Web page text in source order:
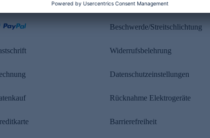
Rechtliches
Beschwerde/Streitschlichtung
Widerrufsbelehrung
Datenschutzeinstellungen
Rücknahme Elektrogeräte
Barrierefreiheit